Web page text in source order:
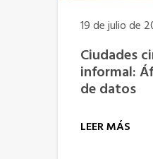
19 de julio de
Ciudades
informal:
de datos
LEER MÁS